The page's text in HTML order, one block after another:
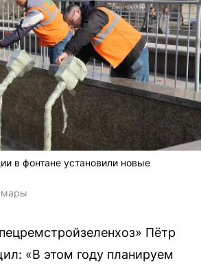
в фонтане установили новые
Пётр
«В этом году планируем